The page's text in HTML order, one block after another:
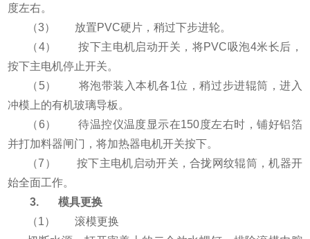
度左右。
（3） 放置PVC硬片，稍过下步进轮。
（4） 按下主电机启动开关，将PVC吸泡4米长后，
按下主电机停止开关。
（5） 将泡带装入本机各1位，稍过步进辊筒，进入
冲模上的有机玻璃导板。
（6） 待温控仪温度显示在150度左右时，铺好铝箔
并打加料器闸门，将加热器电机开关按下。
（7） 按下主电机启动开关，合拢网纹辊筒，机器开
始全面工作。
3. 模具更换
（1） 滚模更换